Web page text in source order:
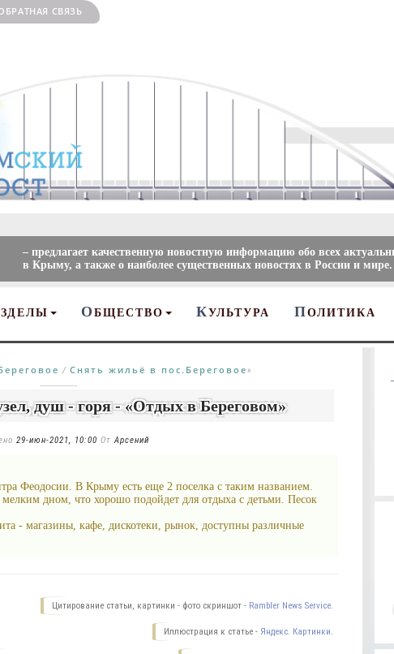
СВЯЗЬ
– предлагает качественную новостную информацию обо всех
в Крыму, а также о наиболее существенных новостях в России и мире.
О БЩЕСТВО КУЛЬТУРА ПОЛИТИКА
/ Снять жильё в пос.Береговое»
душ - горя - «Отдых в Береговом»
29-июн-2021, 10:00 ОтАрсений
Феодосии. В Крыму есть еще 2 поселка с таким названием.
дном, что хорошо подойдет для отдыха с детьми. Песок
- магазины, кафе, дискотеки, рынок, доступны различные
Цитирование статьи, картинки - фото скриншот - Rambler News Service.
Иллюстрация к статье - Яндекс. Картинки.